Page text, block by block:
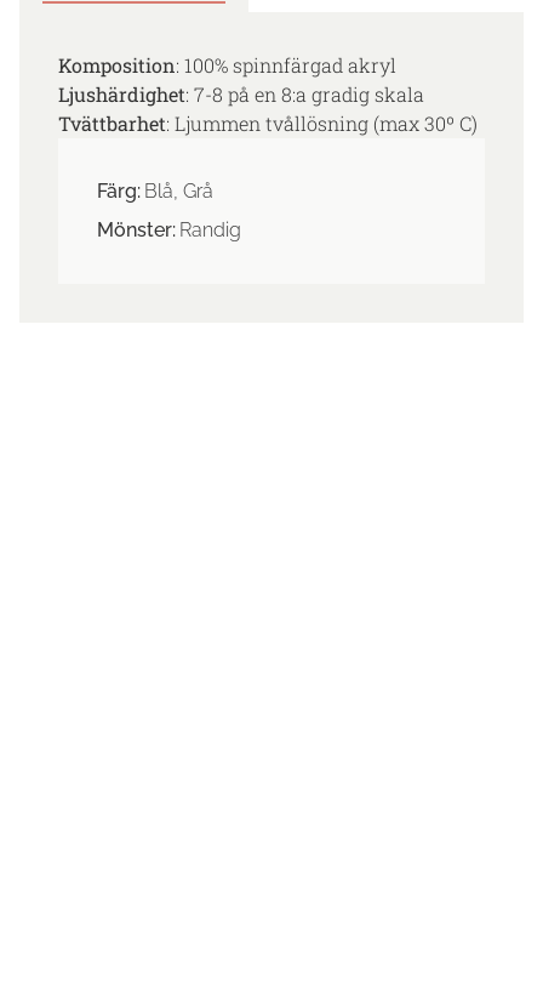
Komposition: 100% spinnfärgad akryl
Ljushärdighet: 7-8 på en 8:a gradig skala
Tvättbarhet: Ljummen tvållösning (max 30º C)
Färg: Blå, Grå
Mönster: Randig